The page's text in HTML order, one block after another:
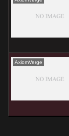
AxiomVerge